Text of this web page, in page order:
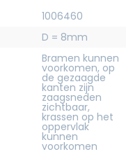
1006460
D = 8mm
Bramen kunnen
voorkomen, op
de gezaagde
kanten zijn
zaagsneden
zichtbaar,
krassen op het
oppervlak
kunnen
voorkomen